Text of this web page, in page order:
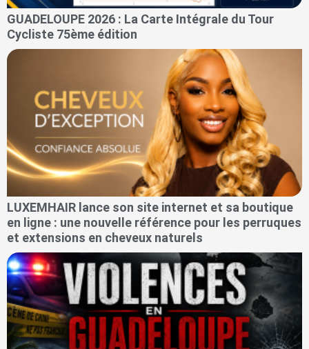
GUADELOUPE 2026 : La Carte Intégrale du Tour
Cycliste 75ème édition
LUXEMHAIR lance son site internet et sa boutique
en ligne : une nouvelle référence pour les perruques
et extensions en cheveux naturels